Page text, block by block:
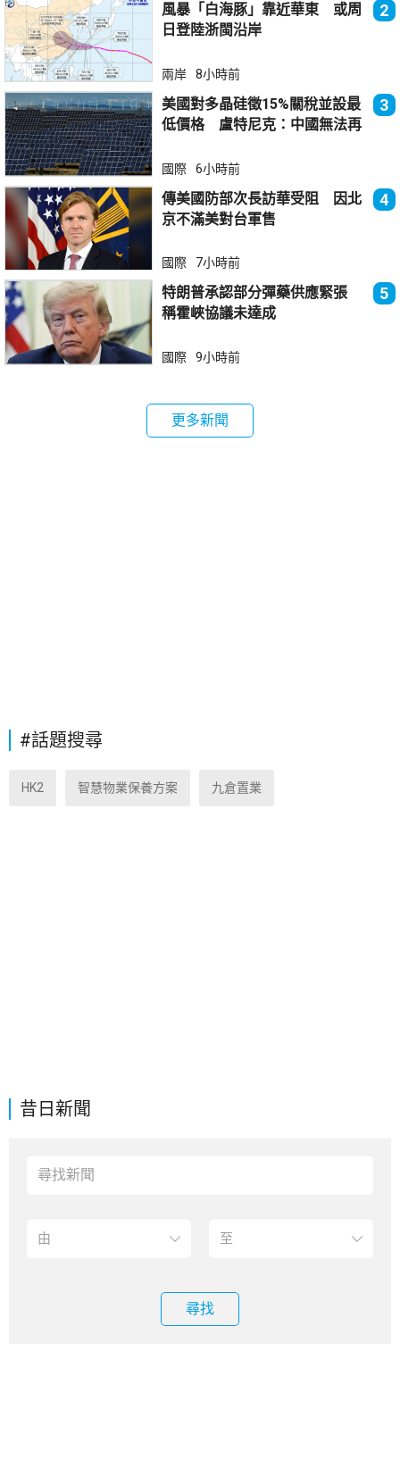
昔日新聞
尋找
風暴「白海豚」靠近華東 或周
日登陸浙閩沿岸
2
兩岸 8小時前
美國對多晶硅徵15%關稅並設最
低價格 盧特尼克：中國無法再
3
國際 6小時前
傳美國防部次長訪華受阻 因北
京不滿美對台軍售
4
國際 7小時前
特朗普承認部分彈藥供應緊張
稱霍峽協議未達成
5
國際 9小時前
更多新聞
#話題搜尋
HK2 智慧物業保養方案 九倉置業